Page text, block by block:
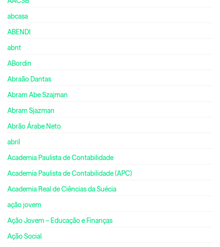
abcasa
ABENDI
abnt
ABordin
Abraão Dantas
Abram Abe Szajman
Abram Sjazman
Abrão Árabe Neto
abril
Academia Paulista de Contabilidade
Academia Paulista de Contabilidade (APC)
Academia Real de Ciências da Suécia
ação jovem
Ação Jovem – Educação e Finanças
Ação Social